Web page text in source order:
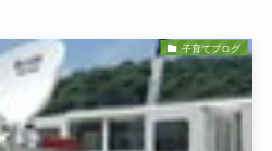
子育てブログ